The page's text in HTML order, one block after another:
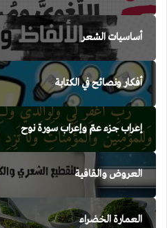
أساسيات الشعر
أفكار ونصائح في الكتابة
إعراب جزء عمّ وإعراب سورة نوح
العروض والقافية
العمارة الخضراء